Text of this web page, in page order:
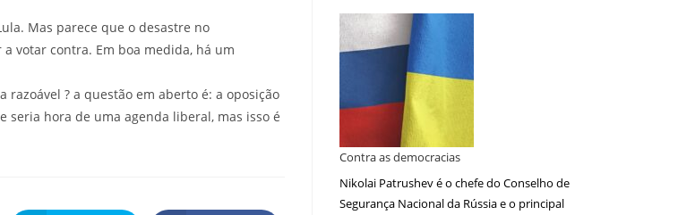
Mas parece que o desastre no
votar contra. Em boa medida, há um
? a questão em aberto é: a oposição
seria hora de uma agenda liberal, mas isso é
Contra as democracias
Nikolai Patrushev é o chefe do Conselho de
Segurança Nacional da Rússia e o principal